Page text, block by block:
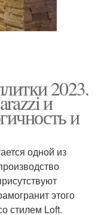
2023.
и
и
одной из
этого
стилем Loft.